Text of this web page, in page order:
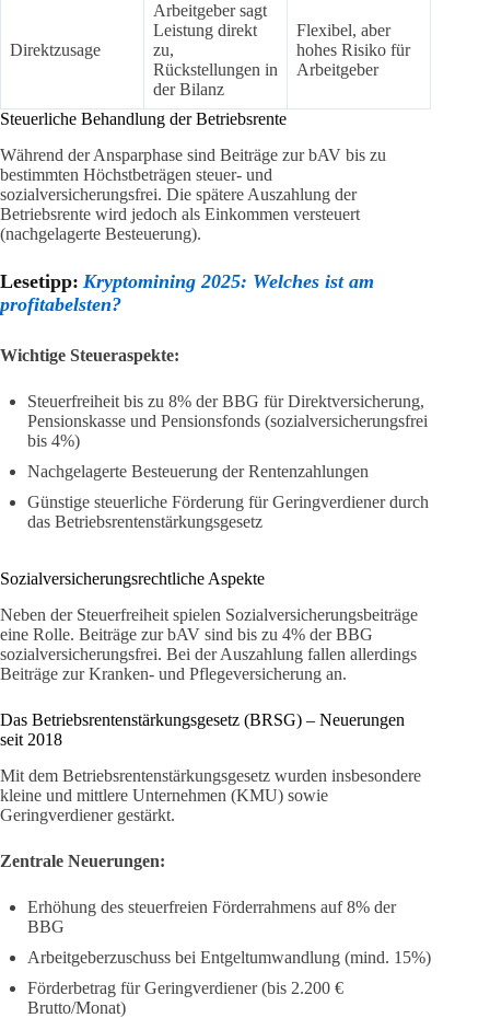
Direktzusage
Arbeitgeber sagt
Leistung direkt
zu,
Rückstellungen in
der Bilanz
Flexibel, aber
hohes Risiko für
Arbeitgeber
Steuerliche Behandlung der Betriebsrente
Während der Ansparphase sind Beiträge zur bAV bis zu
bestimmten Höchstbeträgen steuer- und
sozialversicherungsfrei. Die spätere Auszahlung der
Betriebsrente wird jedoch als Einkommen versteuert
(nachgelagerte Besteuerung).
Lesetipp: Kryptomining 2025: Welches ist am
profitabelsten?
Wichtige Steueraspekte:
Steuerfreiheit bis zu 8% der BBG für Direktversicherung,
Pensionskasse und Pensionsfonds (sozialversicherungsfrei
bis 4%)
Nachgelagerte Besteuerung der Rentenzahlungen
Günstige steuerliche Förderung für Geringverdiener durch
das Betriebsrentenstärkungsgesetz
Sozialversicherungsrechtliche Aspekte
Neben der Steuerfreiheit spielen Sozialversicherungsbeiträge
eine Rolle. Beiträge zur bAV sind bis zu 4% der BBG
sozialversicherungsfrei. Bei der Auszahlung fallen allerdings
Beiträge zur Kranken- und Pflegeversicherung an.
Das Betriebsrentenstärkungsgesetz (BRSG) – Neuerungen
seit 2018
Mit dem Betriebsrentenstärkungsgesetz wurden insbesondere
kleine und mittlere Unternehmen (KMU) sowie
Geringverdiener gestärkt.
Zentrale Neuerungen:
Erhöhung des steuerfreien Förderrahmens auf 8% der
BBG
Arbeitgeberzuschuss bei Entgeltumwandlung (mind. 15%)
Förderbetrag für Geringverdiener (bis 2.200 €
Brutto/Monat)